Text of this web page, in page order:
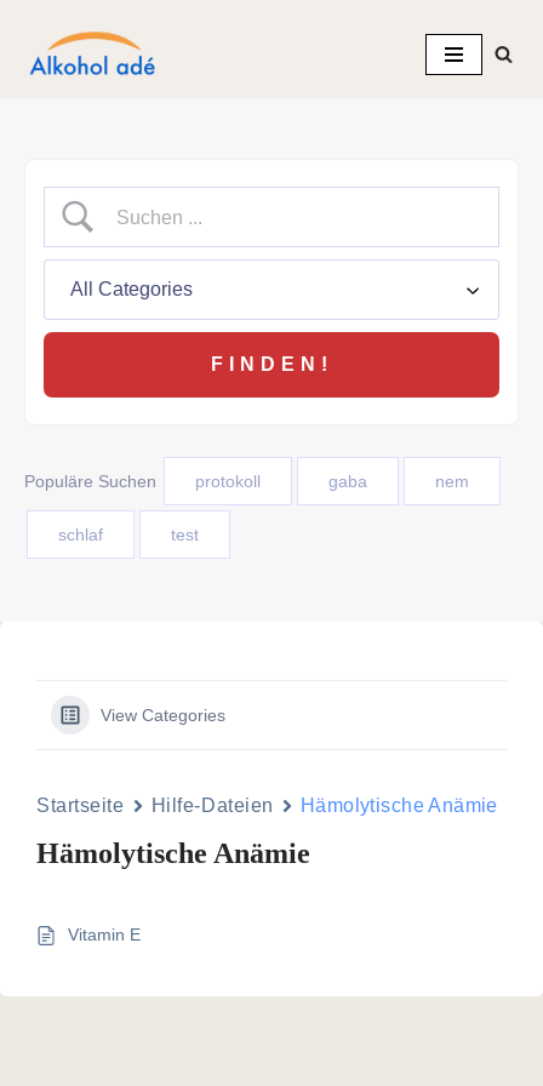
Zum
Populäre Suchen protokoll gaba nem
schlaf test
View Categories
Startseite Hilfe-Dateien Hämolytische Anämie
Hämolytische Anämie
Vitamin E